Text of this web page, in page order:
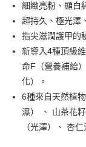
街口支付
悠遊付
運送方式
全家取貨付款
每筆NT$80，滿
因應疫情升溫，目
細緻亮粉、顯白
超持久、極光澤
指尖滋潤護甲的
新導入4種頂級
命F（營養補給
化）。
6種來自天然植
濕） 、 山茶花
（光澤）、 杏